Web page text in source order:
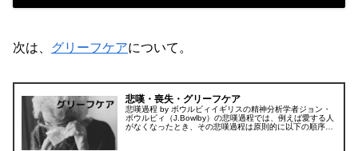
次は、 グリーフケアについて。
悲嘆・喪失・グリーフケア
悲嘆過程 by ボウルビィイギリスの精神分析学者ジョン・
ボウルビィ（J.Bowlby）の悲嘆過程では、例えば愛する人
がなくなったとき、その悲嘆過程は原則的に以下の順序で